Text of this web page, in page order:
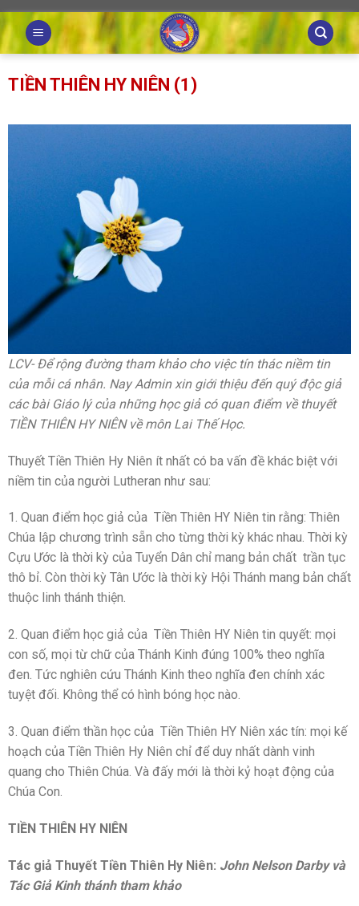
Skip
to
content
TIỀN THIÊN HY NIÊN (1)
LCV- Để rộng đường tham khảo cho việc tín thác niềm tin
của mỗi cá nhân. Nay Admin xin giới thiệu đến quý độc giả
các bài Giáo lý của những học giả có quan điểm về thuyết
TIỀN THIÊN HY NIÊN về môn Lai Thế Học.
Thuyết Tiền Thiên Hy Niên ít nhất có ba vấn đề khác biệt với
niềm tin của người Lutheran như sau:
1. Quan điểm học giả của Tiền Thiên HY Niên tin rằng: Thiên
Chúa lập chương trình sẵn cho từng thời kỳ khác nhau. Thời kỳ
Cựu Ước là thời kỳ của Tuyển Dân chỉ mang bản chất trần tục
thô bỉ. Còn thời kỳ Tân Ước là thời kỳ Hội Thánh mang bản chất
thuộc linh thánh thiện.
2. Quan điểm học giả của Tiền Thiên HY Niên tin quyết: mọi
con số, mọi từ chữ của Thánh Kinh đúng 100% theo nghĩa
đen. Tức nghiên cứu Thánh Kinh theo nghĩa đen chính xác
tuyệt đối. Không thể có hình bóng học nào.
3. Quan điểm thần học của Tiền Thiên HY Niên xác tín: mọi kế
hoạch của Tiền Thiên Hy Niên chỉ để duy nhất dành vinh
quang cho Thiên Chúa. Và đấy mới là thời kỷ hoạt động của
Chúa Con.
TIỀN THIÊN HY NIÊN
Tác giả Thuyết Tiền Thiên Hy Niên: John Nelson Darby và
Tác Giả Kinh thánh tham khảo